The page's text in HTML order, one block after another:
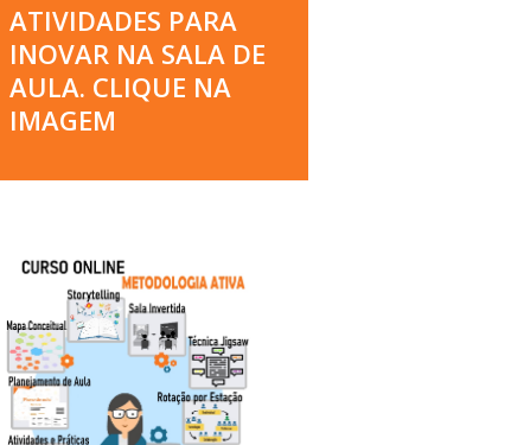
ATIVIDADES PARA
INOVAR NA SALA DE
AULA. CLIQUE NA
IMAGEM